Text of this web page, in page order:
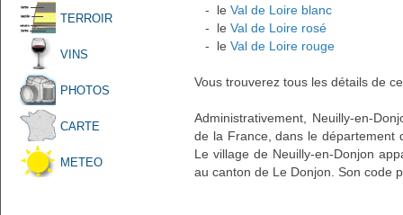
TERROIR
VINS
PHOTOS
CARTE
METEO
- le Val de Loire blanc
- le Val de Loire rosé
- le Val de Loire rouge
Vous trouverez tous les détails de
Administrativement, Neuilly-en-
de la France, dans le département
Le village de Neuilly-en-Donjon
au canton de Le Donjon. Son code